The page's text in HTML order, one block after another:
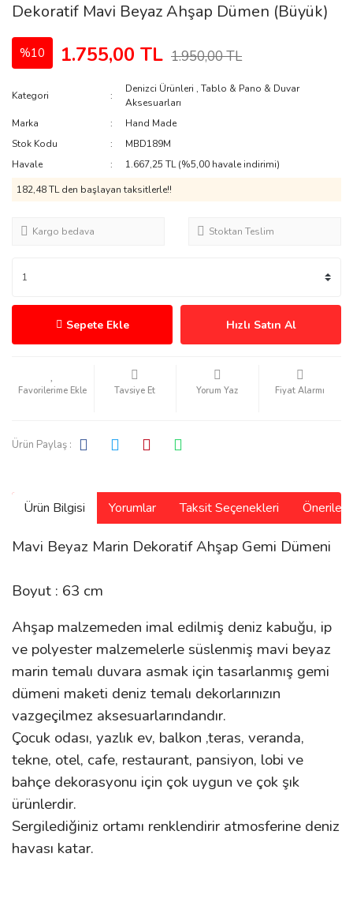
Dekoratif Mavi Beyaz Ahşap Dümen (Büyük)
%10 1.755,00 TL 1.950,00 TL
Kategori
Denizci Ürünleri ,Tablo & Pano & Duvar
Aksesuarları
Marka
Hand Made
Stok Kodu
MBD189M
Havale
1.667,25 TL (%5,00 havale indirimi)
182,48 TL den başlayan taksitlerle!!
Kargo bedava Stoktan Teslim
Sepete Ekle Hızlı Satın Al
Tavsiye Et Yorum Yaz Fiyat Alarmı
Ürün Paylaş :
Ürün Bilgisi Yorumlar Taksit Seçenekleri
Mavi Beyaz Marin Dekoratif Ahşap Gemi Dümeni
Boyut : 63 cm
Ahşap malzemeden imal edilmiş deniz kabuğu, ip
ve polyester malzemelerle süslenmiş mavi beyaz
marin temalı duvara asmak için tasarlanmış gemi
dümeni maketi deniz temalı dekorlarınızın
vazgeçilmez aksesuarlarındandır.
Çocuk odası, yazlık ev, balkon ,teras, veranda,
tekne, otel, cafe, restaurant, pansiyon, lobi ve
bahçe dekorasyonu için çok uygun ve çok şık
ürünlerdir.
Sergilediğiniz ortamı renklendirir atmosferine deniz
havası katar.